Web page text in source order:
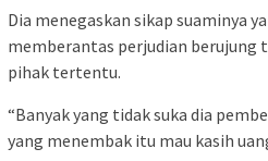
Dia menegaskan sikap suaminya
memberantas perjudian berujung
pihak tertentu.
“Banyak yang tidak suka dia
yang menembak itu mau kasih